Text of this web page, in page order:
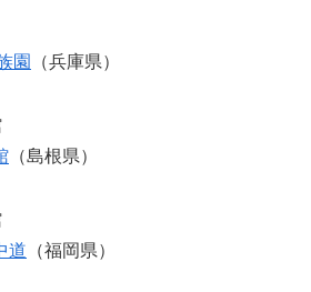
園
（兵庫県）
（島根県）
道 （福岡県）